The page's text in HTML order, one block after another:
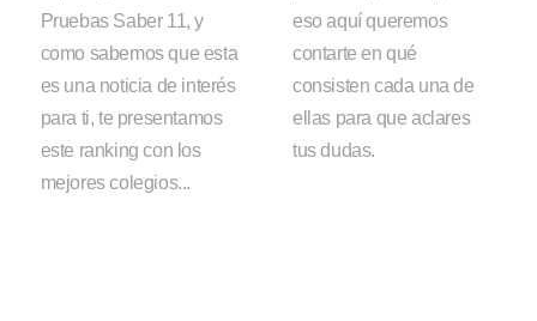
Pruebas Saber 11, y
como sabemos que esta
es una noticia de interés
para ti, te presentamos
este ranking con los
mejores colegios...
eso aquí queremos
contarte en qué
consisten cada una de
ellas para que aclares
tus dudas.